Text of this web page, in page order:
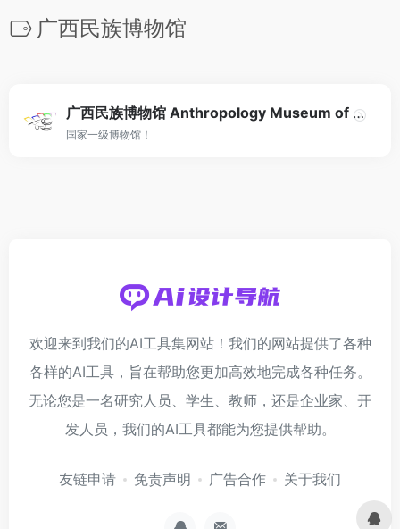
广西民族博物馆
广西民族博物馆 Anthropology Museum of Guangxi
国家一级博物馆！
欢迎来到我们的AI工具集网站！我们的网站提供了各种
各样的AI工具，旨在帮助您更加高效地完成各种任务。
无论您是一名研究人员、学生、教师，还是企业家、开
发人员，我们的AI工具都能为您提供帮助。
友链申请 免责声明 广告合作 关于我们